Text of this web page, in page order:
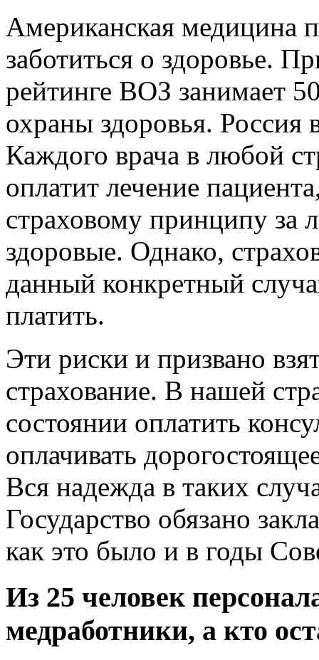
Американская медицина
заботиться о здоровье.
рейтинге ВОЗ занимает
охраны здоровья. Россия
Каждого врача в любой
оплатит лечение
страховому принципу за
здоровые. Однако,
данный конкретный
платить.
Эти риски и призвано
страхование. В нашей
состоянии оплатить
оплачивать
Вся надежда в таких
Государство обязано
как это было и в годы
Из 25 человек
медработники, а кто